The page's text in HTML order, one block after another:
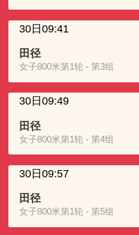
30日09:41
田径
女子800米第1轮 - 第3组
30日09:49
田径
女子800米第1轮 - 第4组
30日09:57
田径
女子800米第1轮 - 第5组